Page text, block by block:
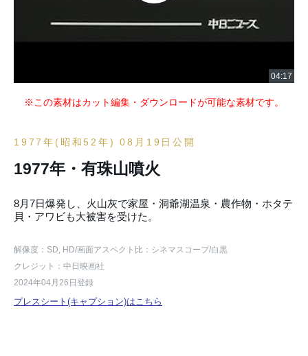
※この素材はカット編集・ダウンロードが可能な素材です。
1977年(昭和52年) 08月19日公開
1977年・有珠山噴火
8月7日爆発し、火山灰で家屋・洞爺湖温泉・農作物・ホタテ
貝・アワビも大被害を受けた。
解像度：SD, HD/画面アスペクト比：シネマスコープ/白黒
クレジット：中日映画社
2024年04月26日登録
プレスシート(キャプション)はこちら